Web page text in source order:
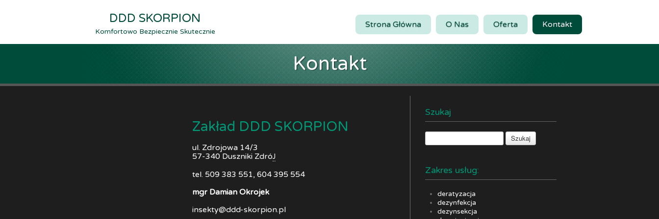
DDD SKORPION
Komfortowo Bezpiecznie Skutecznie
Strona Główna O Nas Oferta Kontakt
Kontakt
Zakład DDD SKORPION
ul. Zdrojowa 14/3
57-340 Duszniki ZdróJ
tel. 509 383 551, 604 395 554
mgr Damian Okrojek
insekty@ddd-skorpion.pl
Szukaj
Zakres usług:
deratyzacja
dezynfekcja
dezynsekcja